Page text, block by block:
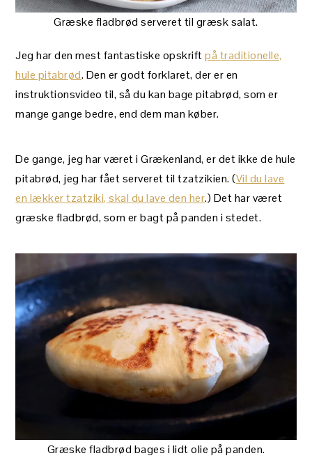
Græske fladbrød serveret til græsk salat.
Jeg har den mest fantastiske opskriftpå traditionelle,
hule pitabrød. Den er godt forklaret, der er en
instruktionsvideo til, så du kan bage pitabrød, som er
mange gange bedre, end dem man køber.
De gange, jeg har været i Grækenland, er det ikke de hule
pitabrød, jeg har fået serveret til tzatzikien. (Vil du lave
en lækker tzatziki, skal du lave den her.) Det har været
græske fladbrød, som er bagt på panden i stedet.
Græske fladbrød bages i lidt olie på panden.